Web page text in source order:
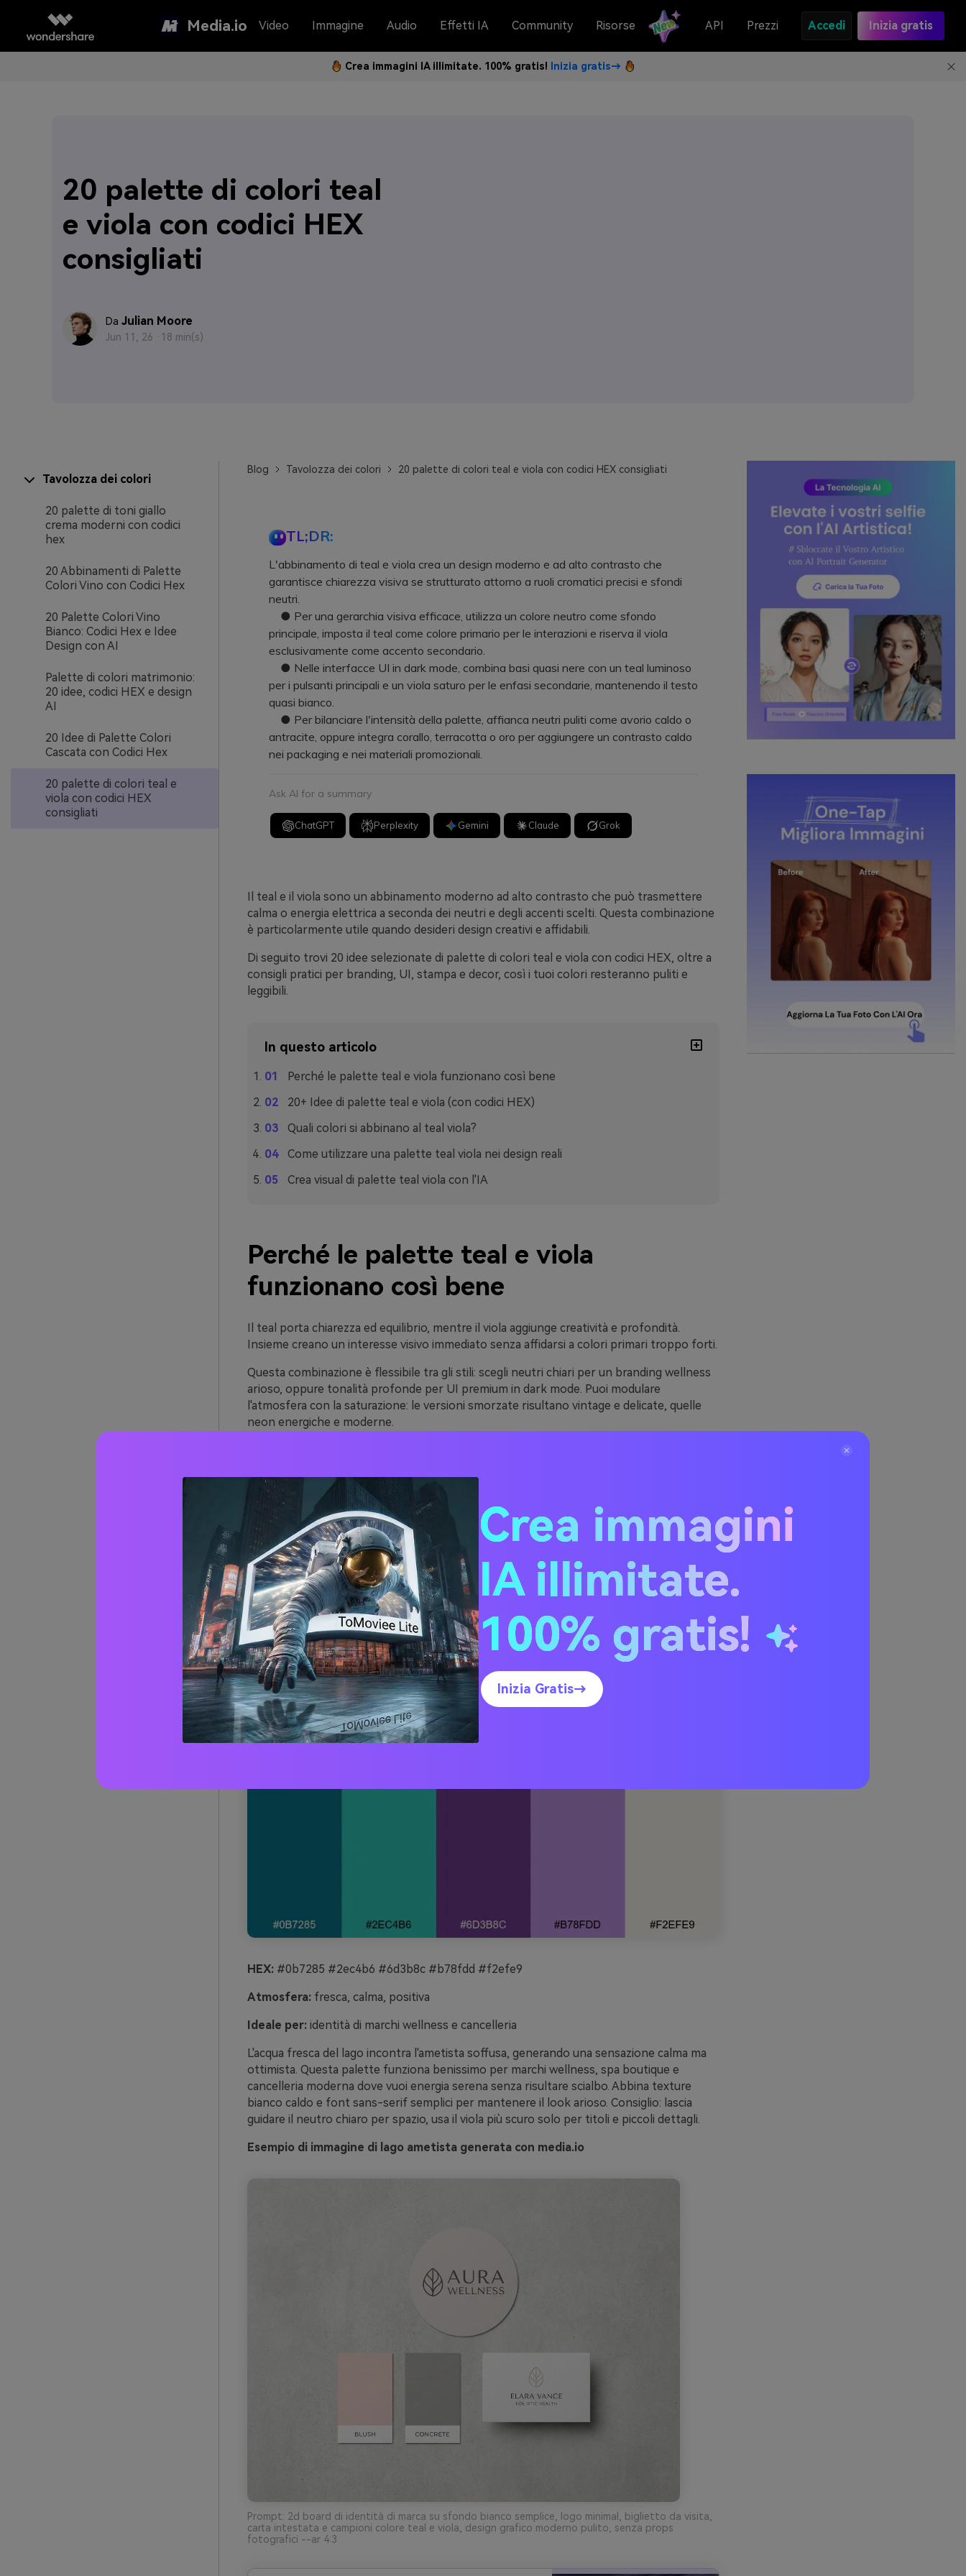
Media.io Video Immagine Audio Effetti IA Community Risorse API Prezzi Accedi Inizia gratis
Crea immagini IA illimitate. 100% gratis! Inizia gratis→
20 palette di colori teal
e viola con codici HEX
consigliati
Da Julian Moore
Jun 11, 26 · 18 min(s)
Tavolozza dei colori
20 palette di toni giallo
crema moderni con codici
hex
20 Abbinamenti di Palette
Colori Vino con Codici Hex
20 Palette Colori Vino
Bianco: Codici Hex e Idee
Design con AI
Palette di colori matrimonio:
20 idee, codici HEX e design
AI
20 Idee di Palette Colori
Cascata con Codici Hex
20 palette di colori teal e
viola con codici HEX
consigliati
Blog Tavolozza dei colori 20 palette di colori teal e viola con codici HEX consigliati
TL;DR:
L'abbinamento di teal e viola crea un design moderno e ad alto contrasto che
garantisce chiarezza visiva se strutturato attorno a ruoli cromatici precisi e sfondi
neutri.
● Per una gerarchia visiva efficace, utilizza un colore neutro come sfondo
principale, imposta il teal come colore primario per le interazioni e riserva il viola
esclusivamente come accento secondario.
● Nelle interfacce UI in dark mode, combina basi quasi nere con un teal luminoso
per i pulsanti principali e un viola saturo per le enfasi secondarie, mantenendo il testo
quasi bianco.
● Per bilanciare l'intensità della palette, affianca neutri puliti come avorio caldo o
antracite, oppure integra corallo, terracotta o oro per aggiungere un contrasto caldo
nei packaging e nei materiali promozionali.
Ask AI for a summary
ChatGPT Perplexity Gemini Claude Grok
Il teal e il viola sono un abbinamento moderno ad alto contrasto che può trasmettere
calma o energia elettrica a seconda dei neutri e degli accenti scelti. Questa combinazione
è particolarmente utile quando desideri design creativi e affidabili.
Di seguito trovi 20 idee selezionate di palette di colori teal e viola con codici HEX, oltre a
consigli pratici per branding, UI, stampa e decor, così i tuoi colori resteranno puliti e
leggibili.
In questo articolo
Perché le palette teal e viola funzionano così bene
20+ Idee di palette teal e viola (con codici HEX)
Quali colori si abbinano al teal viola?
Come utilizzare una palette teal viola nei design reali
Crea visual di palette teal viola con l'IA
Perché le palette teal e viola
funzionano così bene
Il teal porta chiarezza ed equilibrio, mentre il viola aggiunge creatività e profondità.
Insieme creano un interesse visivo immediato senza affidarsi a colori primari troppo forti.
Questa combinazione è flessibile tra gli stili: scegli neutri chiari per un branding wellness
arioso, oppure tonalità profonde per UI premium in dark mode. Puoi modulare
l'atmosfera con la saturazione: le versioni smorzate risultano vintage e delicate, quelle
neon energiche e moderne.
to-action.
20+ Idee di palette teal e viola (con
codici HEX)
1) Lago Ametista
HEX:#0b7285 #2ec4b6 #6d3b8c #b78fdd #f2efe9
Atmosfera:fresca, calma, positiva
Ideale per:identità di marchi wellness e cancelleria
L'acqua fresca del lago incontra l'ametista soffusa, generando una sensazione calma ma
ottimista. Questa palette funziona benissimo per marchi wellness, spa boutique e
cancelleria moderna dove vuoi energia serena senza risultare scialbo. Abbina texture
bianco caldo e font sans-serif semplici per mantenere il look arioso. Consiglio: lascia
guidare il neutro chiaro per spazio, usa il viola più scuro solo per titoli e piccoli dettagli.
Esempio di immagine di lago ametista generata con media.io
Prompt: 2d board di identità di marca su sfondo bianco semplice, logo minimal, biglietto da visita,
carta intestata e campioni colore teal e viola, design grafico moderno pulito, senza props
fotografici --ar 4:3
Crea immagini
IA illimitate.
100% gratis!
Inizia Gratis→